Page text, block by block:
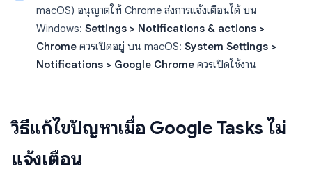
macOS) อนุญาตให้ Chrome ส่งการแจ้งเตือนได้ บน
Windows: Settings > Notifications & actions >
Chrome ควรเปิดอยู่ บน macOS: System Settings >
Notifications > Google Chrome ควรเปิดใช้งาน
วิธีแก้ไขปัญหาเมื่อ Google Tasks ไม่
แจ้งเตือน